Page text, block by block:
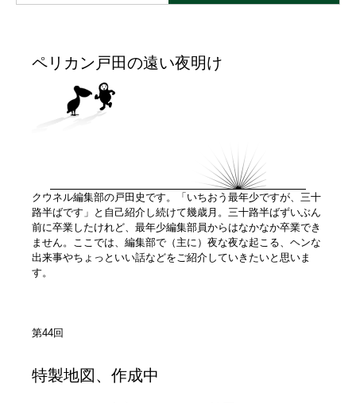
ペリカン戸田の遠い夜明け
クウネル編集部の戸田史です。「いちおう最年少ですが、三十
路半ばです」と自己紹介し続けて幾歳月。三十路半ばずいぶん
前に卒業したけれど、最年少編集部員からはなかなか卒業でき
ません。ここでは、編集部で（主に）夜な夜な起こる、ヘンな
出来事やちょっといい話などをご紹介していきたいと思いま
す。
第44回
特製地図、作成中